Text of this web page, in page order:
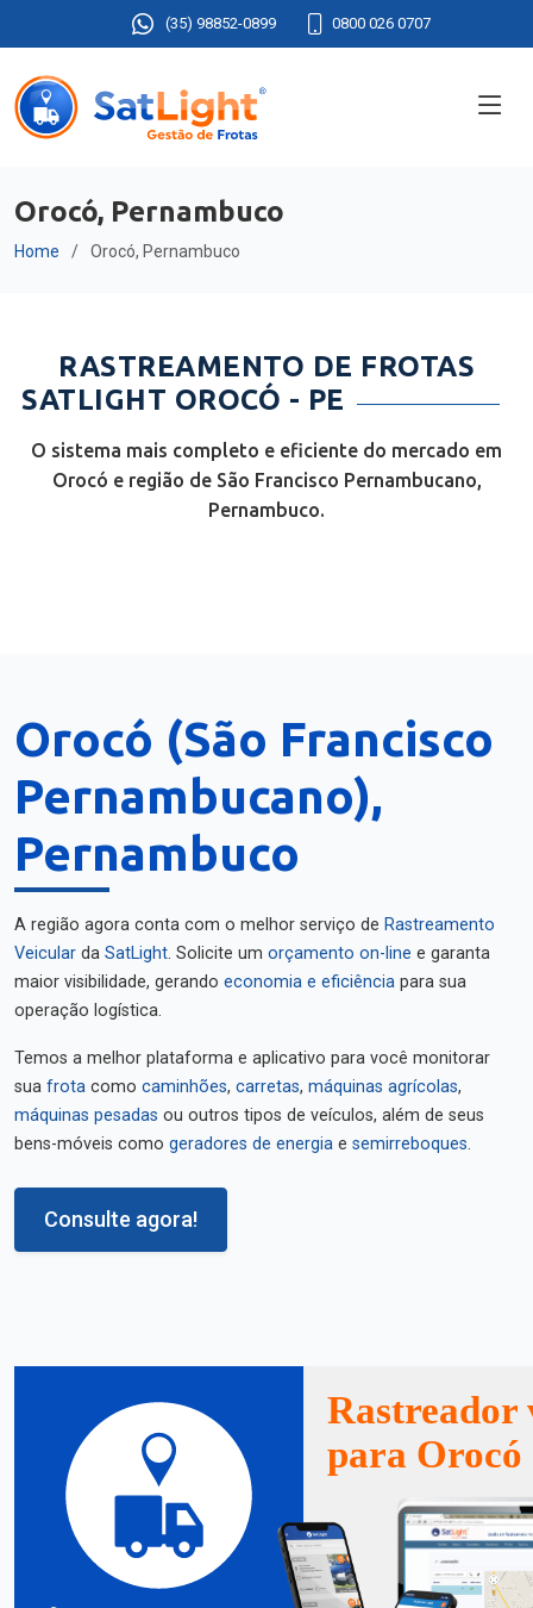
(35) 98852-0899 0800 026 0707
Orocó, Pernambuco
Home Orocó, Pernambuco
RASTREAMENTO DE FROTAS
SATLIGHT OROCÓ - PE
O sistema mais completo e eficiente do mercado em
Orocó e região de São Francisco Pernambucano,
Pernambuco.
Orocó (São Francisco
Pernambucano),
Pernambuco
A região agora conta com o melhor serviço de Rastreamento
Veicular da SatLight. Solicite um orçamento on-line e garanta
maior visibilidade, gerando economia e eficiência para sua
operação logística.
Temos a melhor plataforma e aplicativo para você monitorar
sua frota como caminhões, carretas, máquinas agrícolas,
máquinas pesadas ou outros tipos de veículos, além de seus
bens-móveis como geradores de energia e semirreboques.
Consulte agora!
Rastreador
para Orocó